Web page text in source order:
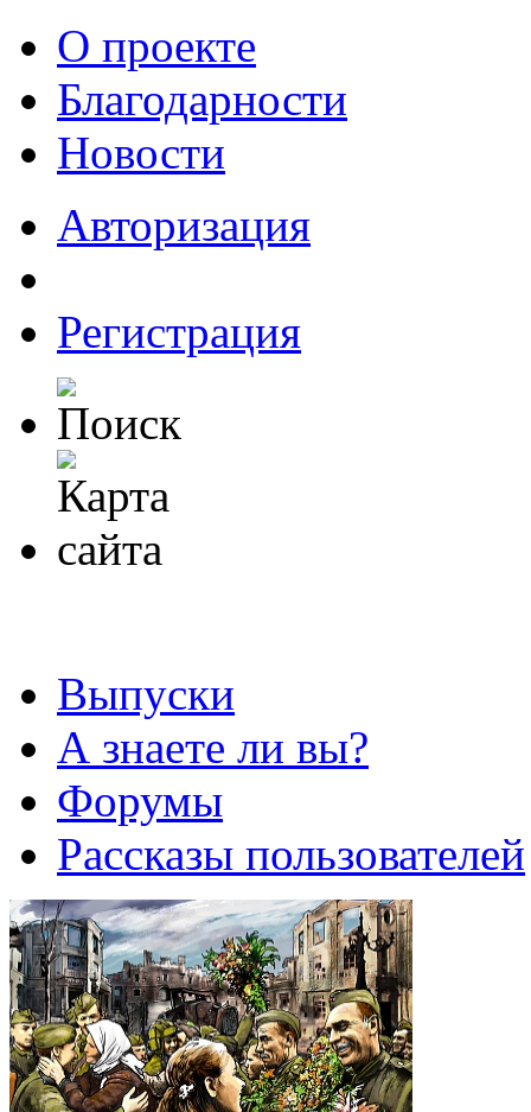
О проекте
Благодарности
Новости
Авторизация
Регистрация
Выпуски
А знаете ли вы?
Форумы
Рассказы пользователей